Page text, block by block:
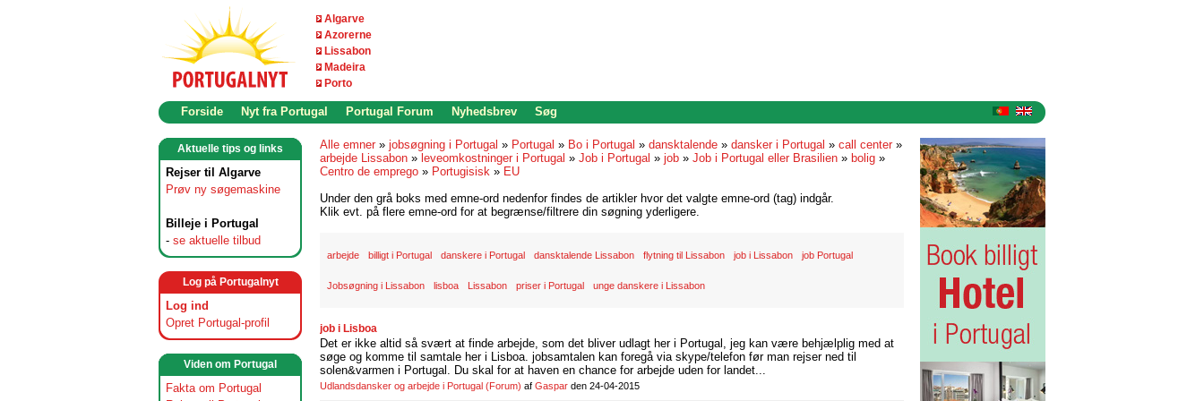
Algarve
Azorerne
Lissabon
Madeira
Porto
Forside Nyt fra Portugal Portugal Forum Nyhedsbrev Søg
Aktuelle tips og links
Rejser til Algarve
Prøv ny søgemaskine
Billeje i Portugal
- se aktuelle tilbud
Log på Portugalnyt
Log ind
Opret Portugal-profil
Viden om Portugal
Fakta om Portugal
Alle emner » jobsøgning i Portugal » Portugal » Bo i Portugal » dansktalende » dansker i Portugal » call center »
arbejde Lissabon » leveomkostninger i Portugal » Job i Portugal » job » Job i Portugal eller Brasilien » bolig »
Centro de emprego » Portugisisk » EU
Under den grå boks med emne-ord nedenfor findes de artikler hvor det valgte emne-ord (tag) indgår.
Klik evt. på flere emne-ord for at begrænse/filtrere din søgning yderligere.
arbejde billigt i Portugal danskere i Portugal dansktalende Lissabon flytning til Lissabon job i Lissabon job Portugal
Jobsøgning i Lissabon lisboa Lissabon priser i Portugal unge danskere i Lissabon
job i Lisboa
Det er ikke altid så svært at finde arbejde, som det bliver udlagt her i Portugal, jeg kan være behjælplig med at
søge og komme til samtale her i Lisboa. jobsamtalen kan foregå via skype/telefon før man rejser ned til
solen&varmen i Portugal. Du skal for at haven en chance for arbejde uden for landet...
Udlandsdansker og arbejde i Portugal (Forum) af Gaspar den 24-04-2015